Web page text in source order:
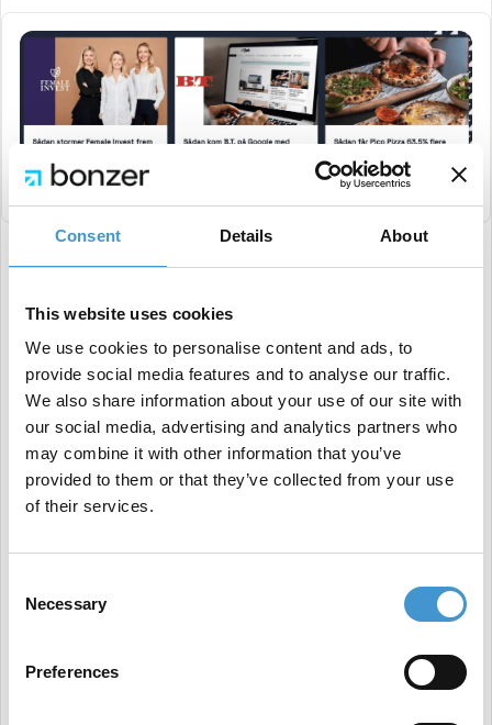
Consent Details About
This website uses cookies
We use cookies to personalise content and ads, to
provide social media features and to analyse our traffic.
We also share information about your use of our site with
our social media, advertising and analytics partners who
may combine it with other information that you’ve
provided to them or that they’ve collected from your use
of their services.
Selection
Necessary
Preferences
type ankertekst, der ermest brugervenlig for dine
læsere.
Hvordan påvirker ankertekster dine Google
placeringer?
Som med andre Googleranking-faktorerer den
eksakte vægtning af betydningen af ankertekster
ukendt.
Vi ved dog, at ankertekster fungerer som et vigtigt